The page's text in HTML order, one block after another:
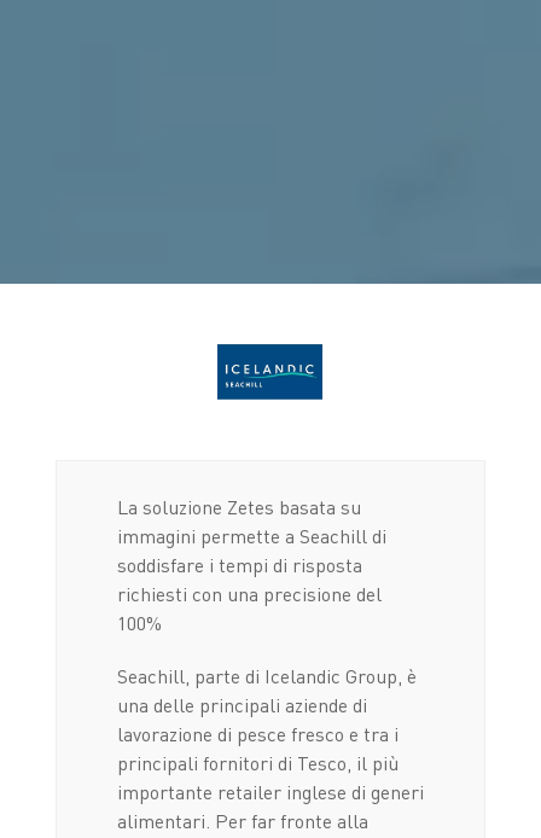
La soluzione Zetes basata su
immagini permette a Seachill di
soddisfare i tempi di risposta
richiesti con una precisione del
100%
Seachill, parte di Icelandic Group, è
una delle principali aziende di
lavorazione di pesce fresco e tra i
principali fornitori di Tesco, il più
importante retailer inglese di generi
alimentari. Per far fronte alla